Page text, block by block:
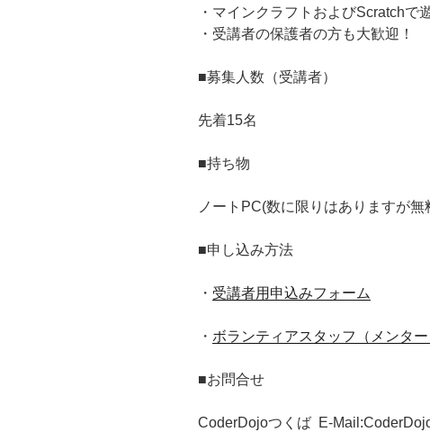
・マインクラフトおよびScratchで
・受講者の保護者の方も大歓迎！
■募集人数（受講者）
先着15名
■持ち物
ノートPC(数に限りはありますが無
■申し込み方法
・ 受講者用申込みフォーム
・ ボランティアスタッフ（メンタ
■お問合せ
CoderDojoつくば E-